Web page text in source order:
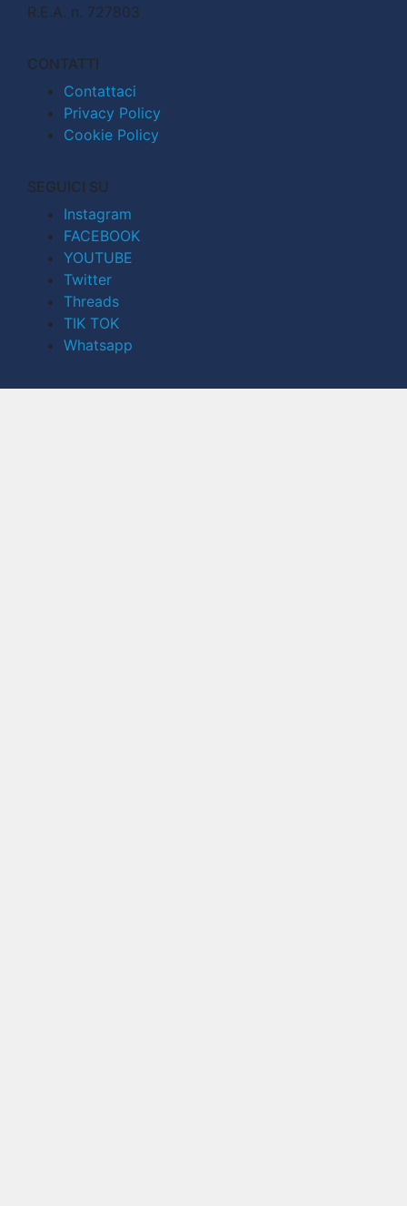
R.E.A. n. 727803
CONTATTI
Contattaci
Privacy Policy
Cookie Policy
SEGUICI SU
Instagram
FACEBOOK
YOUTUBE
Twitter
Threads
TIK TOK
Whatsapp